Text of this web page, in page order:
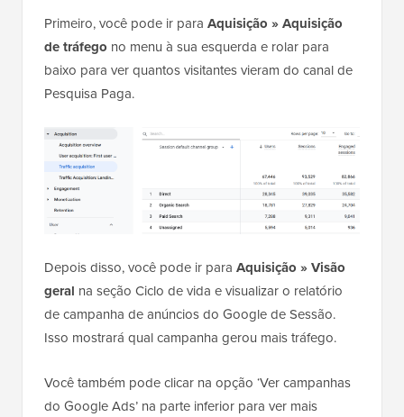
Primeiro, você pode ir para Aquisição » Aquisição
de tráfego no menu à sua esquerda e rolar para
baixo para ver quantos visitantes vieram do canal de
Pesquisa Paga.
Depois disso, você pode ir para Aquisição » Visão
geral na seção Ciclo de vida e visualizar o relatório
de campanha de anúncios do Google de Sessão.
Isso mostrará qual campanha gerou mais tráfego.
Você também pode clicar na opção ‘Ver campanhas
do Google Ads’ na parte inferior para ver mais